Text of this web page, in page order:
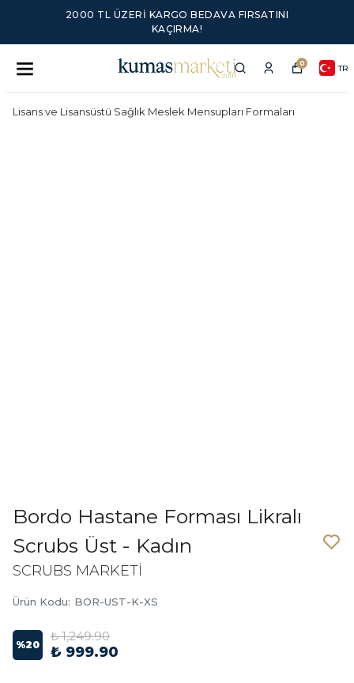
2000 TL ÜZERI KARGO BEDAVA FIRSATINI
KAÇIRMA!
0 TR
Lisans ve Lisansüstü Sağlık Meslek Mensupları Formaları
Bordo Hastane Forması Likralı
Scrubs Üst - Kadın
SCRUBS MARKETİ
Ürün Kodu: BOR-UST-K-XS
%20
₺ 1,249.90
₺ 999.90